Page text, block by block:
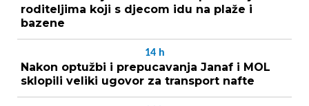
roditeljima koji s djecom idu na plaže i
bazene
14 h
Nakon optužbi i prepucavanja Janaf i MOL
sklopili veliki ugovor za transport nafte